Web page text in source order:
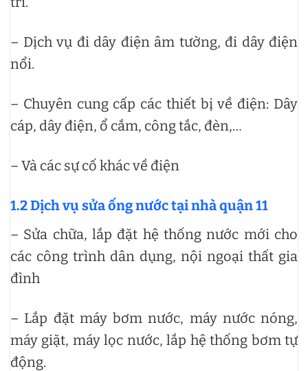
– Dịch vụ đi dây điện âm tường, đi dây điện
nổi.
– Chuyên cung cấp các thiết bị về điện: Dây
cáp, dây điện, ổ cắm, công tắc, đèn,…
– Và các sự cố khác về điện
1.2 Dịch vụ sửa ống nước tại nhà quận 11
– Sửa chữa, lắp đặt hệ thống nước mới cho
các công trình dân dụng, nội ngoại thất gia
đình
– Lắp đặt máy bơm nước, máy nước nóng,
máy giặt, máy lọc nước, lắp hệ thống bơm tự
động.